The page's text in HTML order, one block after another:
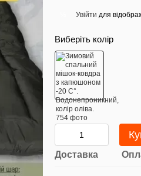
Увійти для
Виберіть колір
Доставка